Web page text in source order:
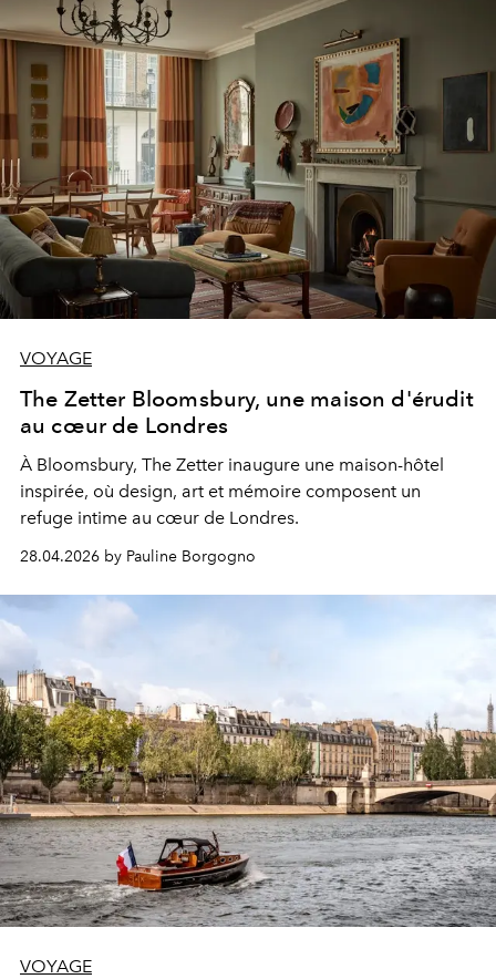
VOYAGE
The Zetter Bloomsbury, une maison d'érudit
au cœur de Londres
À Bloomsbury, The Zetter inaugure une maison-hôtel
inspirée, où design, art et mémoire composent un
refuge intime au cœur de Londres.
28.04.2026 by Pauline Borgogno
VOYAGE